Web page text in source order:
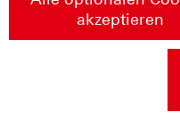
akzeptieren